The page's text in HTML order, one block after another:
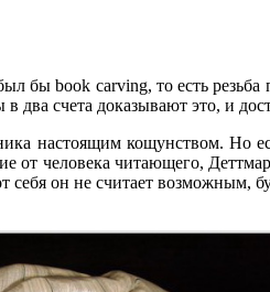
book carving, то есть резьба
счета доказывают это, и
настоящим кощунством. Но
от человека читающего,
он не считает возможным,